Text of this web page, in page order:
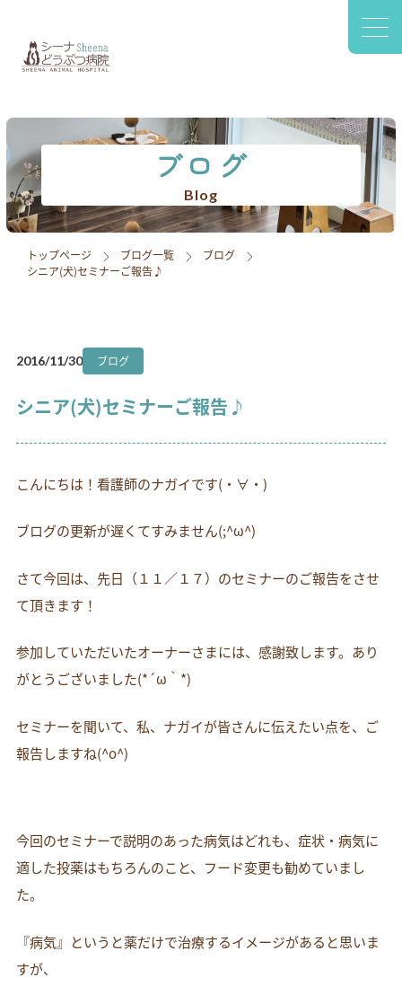
院内設備
スタッフ紹介
アクセス
お電話でのお問い合わせ
054-269-6561
ブログ
Blog
トップページ ブログ一覧
ブログ
シニア(犬)セミナーご報告♪
2016/11/30 ブログ
シニア(犬)セミナーご報告♪
こんにちは！看護師のナガイです(・∀・)
ブログの更新が遅くてすみません(;^ω^)
さて今回は、先日（１１／１７）のセミナーのご報告をさせ
て頂きます！
参加していただいたオーナーさまには、感謝致します。あり
がとうございました(*´ω｀*)
セミナーを聞いて、私、ナガイが皆さんに伝えたい点を、ご
報告しますね(^o^)
今回のセミナーで説明のあった病気はどれも、症状・病気に
適した投薬はもちろんのこと、フード変更も勧めていまし
た。
『病気』というと薬だけで治療するイメージがあると思いま
すが、